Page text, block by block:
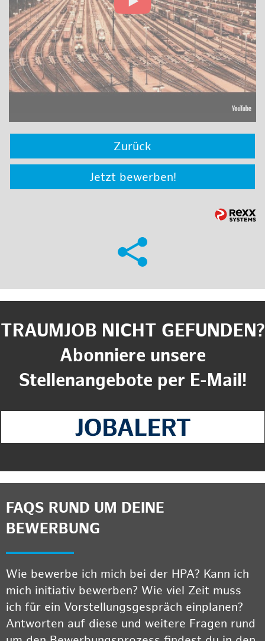
Zurück
Jetzt bewerben!
TRAUMJOB NICHT GEFUNDEN?
Abonniere unsere
Stellenangebote per E-Mail!
FAQS RUND UM DEINE
BEWERBUNG
Wie bewerbe ich mich bei der HPA? Kann ich
mich initiativ bewerben? Wie viel Zeit muss
ich für ein Vorstellungsgespräch einplanen?
Antworten auf diese und weitere Fragen rund